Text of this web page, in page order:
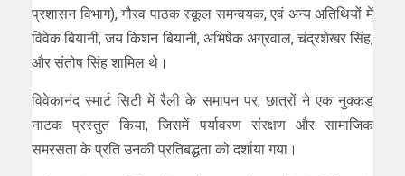
प्रशासन विभाग), गौरव पाठक स्कूल समन्वयक, एवं अन्य अतिथियों में
विवेक बियानी, जय किशन बियानी, अभिषेक अग्रवाल, चंद्रशेखर सिंह,
और संतोष सिंह शामिल थे।
विवेकानंद स्मार्ट सिटी में रैली के समापन पर, छात्रों ने एक नुक्कड़
नाटक प्रस्तुत किया, जिसमें पर्यावरण संरक्षण और सामाजिक
समरसता के प्रति उनकी प्रतिबद्धता को दर्शाया गया।